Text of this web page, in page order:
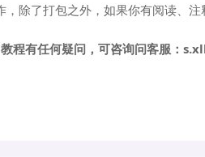
，除了打包之外，如果你有阅读、
程有任何疑问，可咨询问客服：